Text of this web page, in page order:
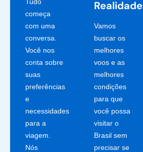
começa
com uma
conversa.
Você nos
conta sobre
suas
preferências
e
necessidades
para a
viagem.
Nós
Realidade
Vamos
buscar os
melhores
voos e as
melhores
condições
para que
você possa
visitar o
Brasil sem
precisar se